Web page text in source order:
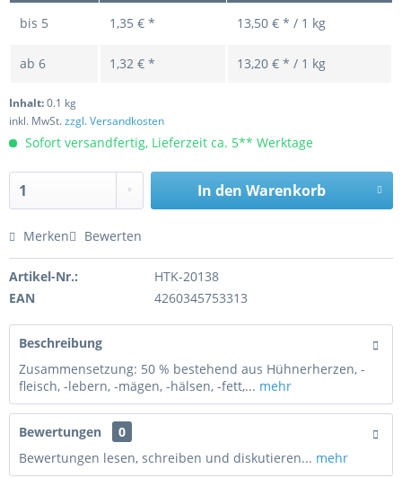
bis 5 1,35 € * 13,50 € * / 1 kg
ab 6 1,32 € * 13,20 € * / 1 kg
Inhalt:0.1 kg
inkl. MwSt.zzgl. Versandkosten
Sofort versandfertig, Lieferzeit ca. 5** Werktage
In den Warenkorb
Merken Bewerten
Artikel-Nr.:
HTK-20138
EAN
4260345753313
Beschreibung
Zusammensetzung: 50 % bestehend aus Hühnerherzen, -
fleisch, -lebern, -mägen, -hälsen, -fett,... mehr
Bewertungen
0
Bewertungen lesen, schreiben und diskutieren... mehr